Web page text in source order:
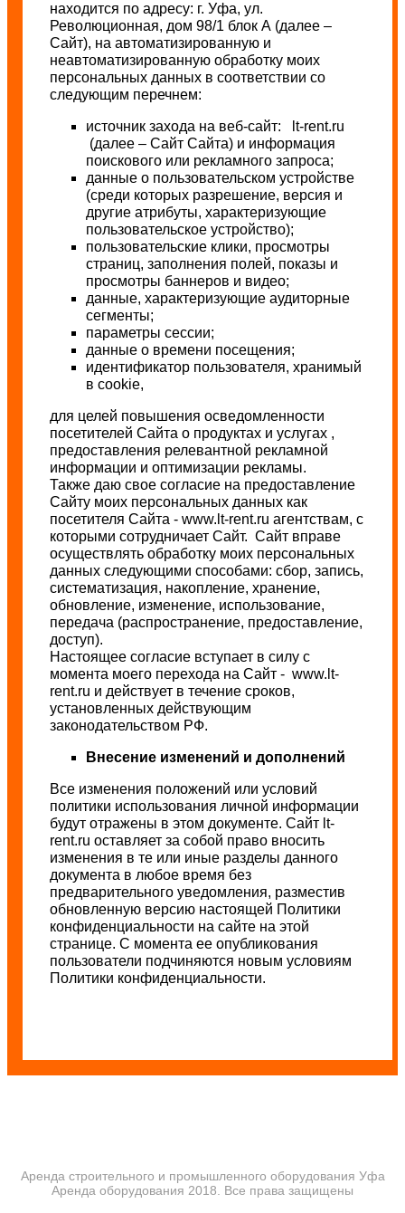
находится по адресу: г. Уфа, ул.
Революционная, дом 98/1 блок А (далее –
Сайт), на автоматизированную и
неавтоматизированную обработку моих
персональных данных в соответствии со
следующим перечнем:
источник захода на веб-сайт: lt-rent.ru
(далее – Сайт Сайта) и информация
поискового или рекламного запроса;
данные о пользовательском устройстве
(среди которых разрешение, версия и
другие атрибуты, характеризующие
пользовательское устройство);
пользовательские клики, просмотры
страниц, заполнения полей, показы и
просмотры баннеров и видео;
данные, характеризующие аудиторные
сегменты;
параметры сессии;
данные о времени посещения;
идентификатор пользователя, хранимый
в cookie,
для целей повышения осведомленности
посетителей Сайта о продуктах и услугах ,
предоставления релевантной рекламной
информации и оптимизации рекламы.
Также даю свое согласие на предоставление
Сайту моих персональных данных как
посетителя Сайта - www.lt-rent.ru агентствам, с
которыми сотрудничает Сайт. Сайт вправе
осуществлять обработку моих персональных
данных следующими способами: сбор, запись,
систематизация, накопление, хранение,
обновление, изменение, использование,
передача (распространение, предоставление,
доступ).
Настоящее согласие вступает в силу с
момента моего перехода на Сайт - www.lt-
rent.ru и действует в течение сроков,
установленных действующим
законодательством РФ.
Внесение изменений и дополнений
Все изменения положений или условий
политики использования личной информации
будут отражены в этом документе. Сайт lt-
rent.ru оставляет за собой право вносить
изменения в те или иные разделы данного
документа в любое время без
предварительного уведомления, разместив
обновленную версию настоящей Политики
конфиденциальности на сайте на этой
странице. С момента ее опубликования
пользователи подчиняются новым условиям
Политики конфиденциальности.
Аренда строительного и промышленного оборудования Уфа
Аренда оборудования 2018. Все права защищены